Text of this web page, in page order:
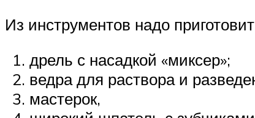
Из инструментов надо
дрель с насадкой «миксер»;
ведра для раствора и
мастерок,